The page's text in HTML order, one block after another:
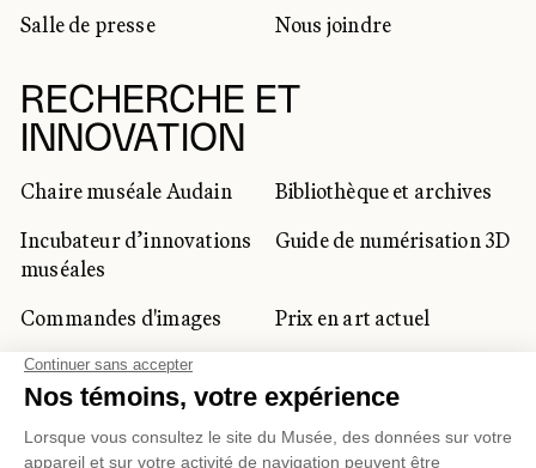
Salle de presse
Nous joindre
RECHERCHE ET
INNOVATION
Chaire muséale Audain
Bibliothèque et archives
Incubateur d’innovations
muséales
Guide de numérisation 3D
Commandes d'images
Prix en art actuel
Prix Lynne-Cohen
CLIENTÈLE CORPORATIVE